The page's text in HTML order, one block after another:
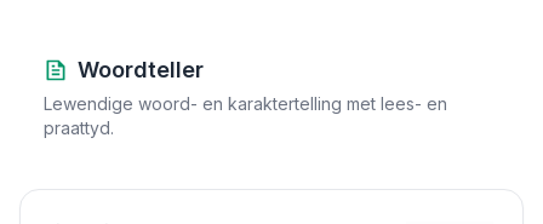
Woordteller
Lewendige woord- en karaktertelling met lees- en
praattyd.